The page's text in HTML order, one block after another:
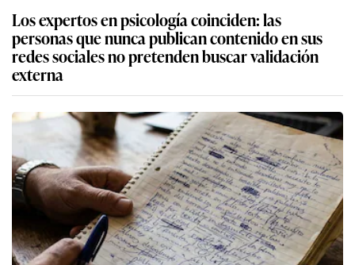
Los expertos en psicología coinciden: las
personas que nunca publican contenido en sus
redes sociales no pretenden buscar validación
externa